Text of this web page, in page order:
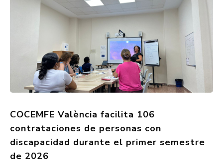
COCEMFE València facilita 106
contrataciones de personas con
discapacidad durante el primer semestre
de 2026